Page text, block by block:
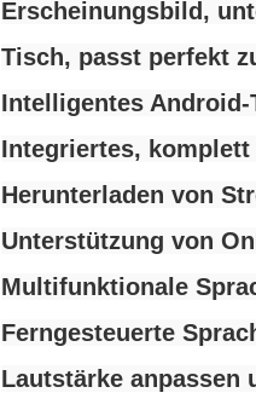
Erscheinungsbild,
Tisch, passt perfekt
Intelligentes Android-
Integriertes,
Herunterladen von
Unterstützung von
Multifunktionale
Ferngesteuerte
Lautstärke anpassen